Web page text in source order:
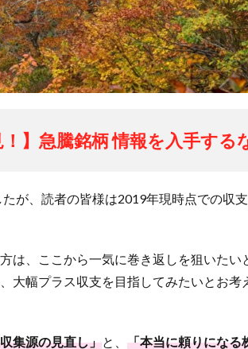
】急騰銘柄 情報を入手する
が、読者の皆様は2019年現時点での収
は、ここから一気に巻き返しを狙いたい
大幅プラス収支を目指してみたいとお考
集源の見直し」と、 「本当に頼りになる